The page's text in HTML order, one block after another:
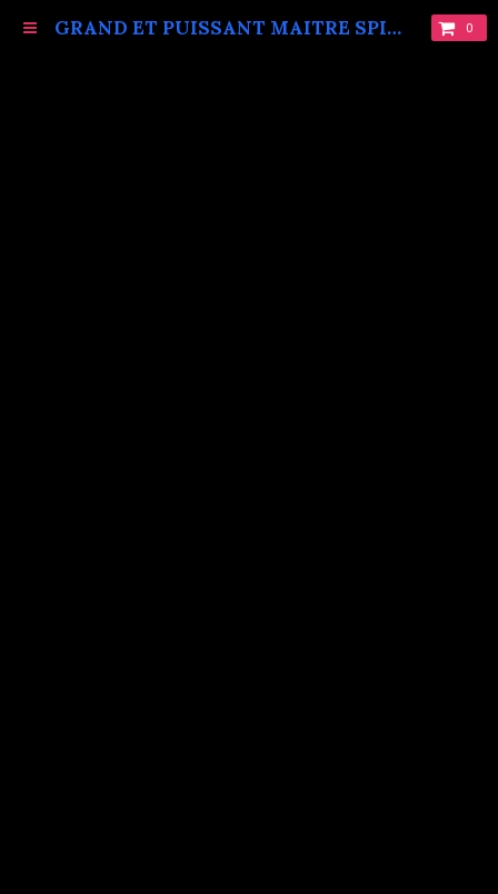
GRAND ET PUISSANT MAITRE SPIRITUEL MARABOUT VAUDOU KOKOUVI.TEL: +229 68619086. 0